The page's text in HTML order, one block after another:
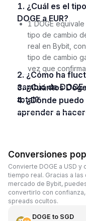
1. ¿Cuál es el tipo de cambio actual de 1
DOGE a EUR?
1 DOGE
tipo de cambio
real en Bybit,
tipo de cambio
vez que
2. ¿Cómo ha fluctuado en 24 horas el tipo de
cambio de DOGE
3. ¿Cuántos Dogecoin hay disponibles en
total?
4. ¿Dónde puedo encontrar recursos para
aprender a
Conversiones
Convierte DOGE a USD
tiempo real. Gracias a
mercado de Bybit,
convertirlo con
spreads ocultos.
DOGE to SGD